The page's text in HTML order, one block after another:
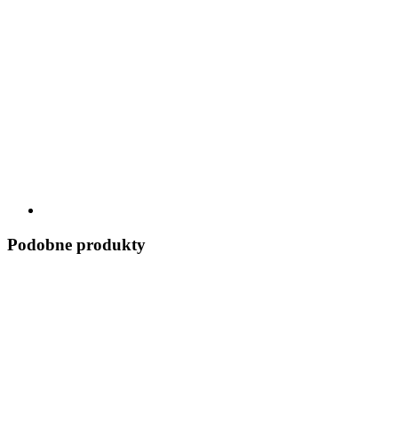
Podobne produkty